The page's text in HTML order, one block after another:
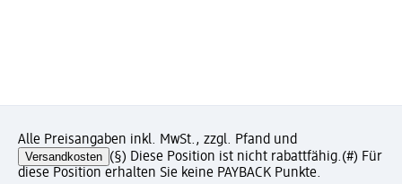
Alle Preisangaben inkl. MwSt., zzgl. Pfand und
Versandkosten (§) Diese Position ist nicht rabattfähig.(#) Für
diese Position erhalten Sie keine PAYBACK Punkte.